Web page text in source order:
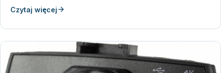
Czytaj więcej